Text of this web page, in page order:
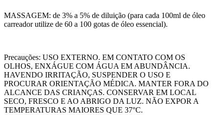
MASSAGEM: de 3% a 5% de diluição (para cada 100ml de óleo
carreador utilize de 60 a 100 gotas de óleo essencial).
Precauções: USO EXTERNO. EM CONTATO COM OS
OLHOS, ENXÁGUE COM ÁGUA EM ABUNDÂNCIA.
HAVENDO IRRITAÇÃO, SUSPENDER O USO E
PROCURAR ORIENTAÇÃO MÉDICA. MANTER FORA DO
ALCANCE DAS CRIANÇAS. CONSERVAR EM LOCAL
SECO, FRESCO E AO ABRIGO DA LUZ. NÃO EXPOR A
TEMPERATURAS MAIORES QUE 37°C.